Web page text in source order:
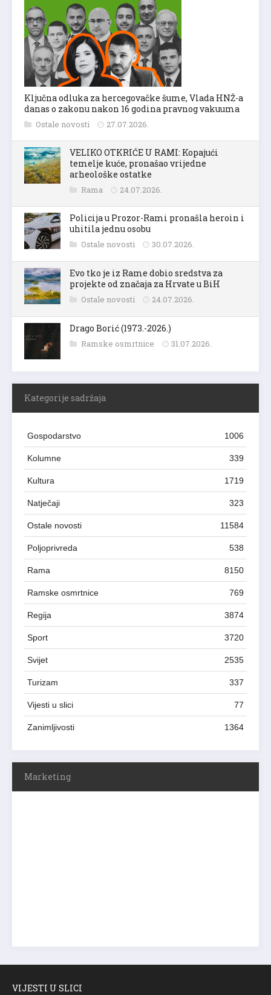
Ključna odluka za hercegovačke šume, Vlada HNŽ-a
danas o zakonu nakon 16 godina pravnog vakuuma
Ostale novosti 27.07.2026.
VELIKO OTKRIĆE U RAMI: Kopajući
temelje kuće, pronašao vrijedne
arheološke ostatke
Rama 24.07.2026.
Policija u Prozor-Rami pronašla heroin i
uhitila jednu osobu
Ostale novosti 30.07.2026.
Evo tko je iz Rame dobio sredstva za
projekte od značaja za Hrvate u BiH
Ostale novosti 24.07.2026.
Drago Borić (1973.-2026.)
Ramske osmrtnice 31.07.2026.
Kategorije sadržaja
Gospodarstvo 1006
Kolumne 339
Kultura 1719
Natječaji 323
Ostale novosti 11584
Poljoprivreda 538
Rama 8150
Ramske osmrtnice 769
Regija 3874
Sport 3720
Svijet 2535
Turizam 337
Vijesti u slici 77
Zanimljivosti 1364
Marketing
VIJESTI U SLICI